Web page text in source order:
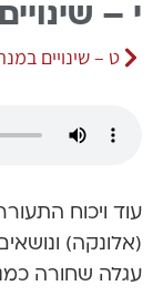
י –
ט – שינויים
עוד ויכוח
(אלונקה)
עגלה שחורה